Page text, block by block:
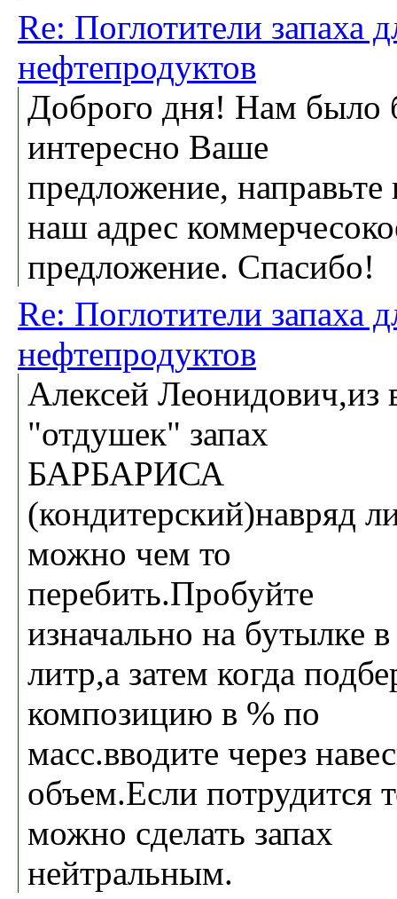
Re: Поглотители запаха
нефтепродуктов
Доброго дня! Нам было
интересно Ваше
предложение, направьте
наш адрес
предложение. Спасибо!
Re: Поглотители запаха
нефтепродуктов
Алексей Леонидович,из
"отдушек" запах
БАРБАРИСА
(кондитерский)навряд
можно чем то
перебить.Пробуйте
изначально на бутылке
литр,а затем когда
композицию в % по
масс.вводите через
объем.Если потрудится
можно сделать запах
нейтральным.